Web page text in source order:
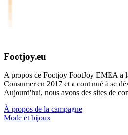
Footjoy.eu
A propos de Footjoy FootJoy EMEA a
Consumer en 2017 et a continué à se
Aujourd'hui, nous avons des sites de
À propos de la campagne
Mode et bijoux